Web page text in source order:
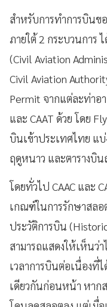
สำหรับการทำการบินข
ภายใต้ 2 กระบวนการ
(Civil Aviation
Civil Aviation
Permit จากแต่ละท่าอ
และ CAAT ด้วย โดย
บินเข้าประเทศไทย แ
ฤดูหนาว และตารางบิ
โดยทั่วไป CAAC และ
เกณฑ์ในการรักษาสลอ
ประวัติการบิน
สามารถแสดงให้เห็นว่
เวลาการบินต่อเนื่องที่
เดียวกันก่อนหน้า หาก